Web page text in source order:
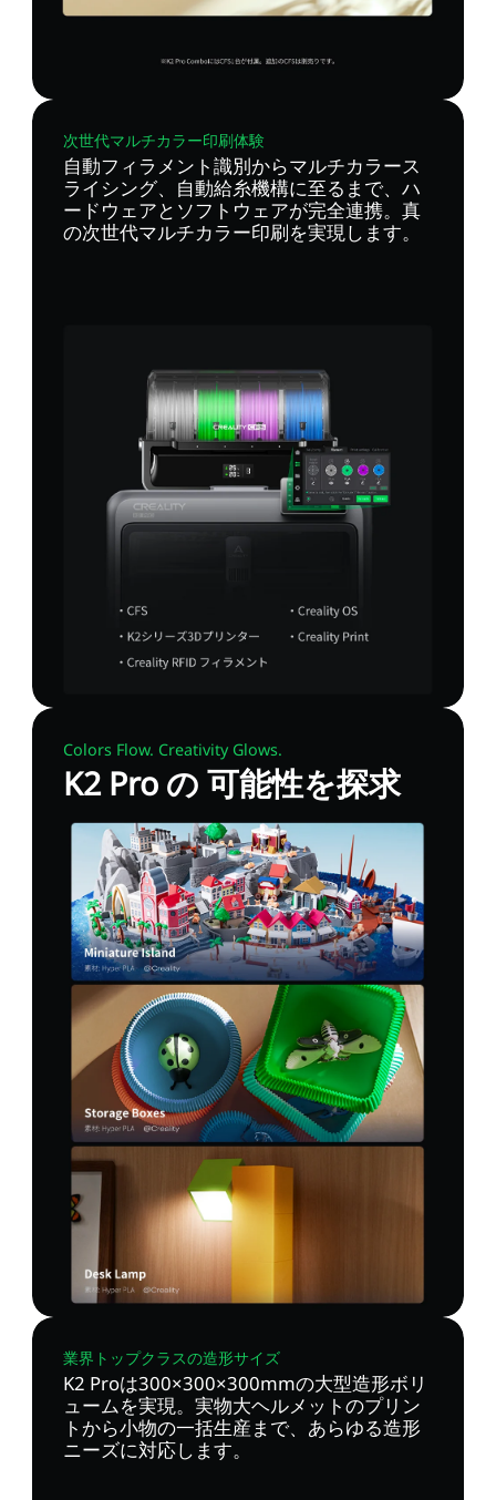
次世代マルチカラー印刷体験
自動フィラメント識別からマルチカラース
ライシング、自動給糸機構に至るまで、ハ
ードウェアとソフトウェアが完全連携。真
の次世代マルチカラー印刷を実現します。
Colors Flow. Creativity Glows.
K2 Pro の 可能性を探求
業界トップクラスの造形サイズ
K2 Proは300×300×300mmの大型造形ボリ
ュームを実現。実物大ヘルメットのプリン
トから小物の一括生産まで、あらゆる造形
ニーズに対応します。